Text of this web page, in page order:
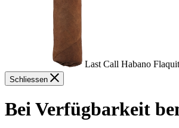
Last Call Habano
Schliessen
Bei Verfügbarkeit